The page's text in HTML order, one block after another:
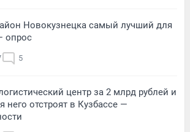
Новокузнецка самый лучший для
опрос
5
центр за 2 млрд рублей и
него отстроят в Кузбассе —